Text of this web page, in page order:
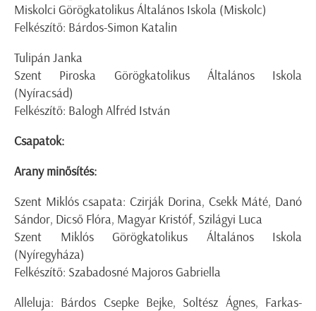
Miskolci Görögkatolikus Általános Iskola (Miskolc)
Felkészítő: Bárdos-Simon Katalin
Tulipán Janka
Szent Piroska Görögkatolikus Általános Iskola
(Nyíracsád)
Felkészítő: Balogh Alfréd István
Csapatok:
Arany minősítés:
Szent Miklós csapata: Czirják Dorina, Csekk Máté, Danó
Sándor, Dicső Flóra, Magyar Kristóf, Szilágyi Luca
Szent Miklós Görögkatolikus Általános Iskola
(Nyíregyháza)
Felkészítő: Szabadosné Majoros Gabriella
Alleluja: Bárdos Csepke Bejke, Soltész Ágnes, Farkas-